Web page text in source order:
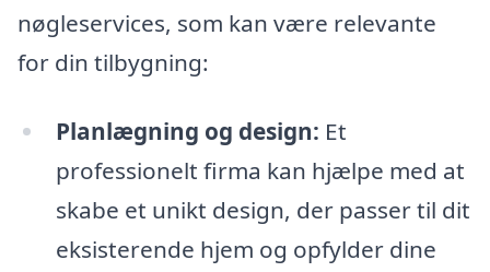
nøgleservices, som kan være relevante
for din tilbygning:
Planlægning og design: Et
professionelt firma kan hjælpe med at
skabe et unikt design, der passer til dit
eksisterende hjem og opfylder dine